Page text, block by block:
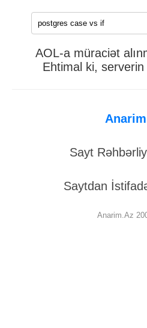
AOL-a müraciət
Ehtimal ki, serverin
Sayt
Saytdan
Anarim.Az